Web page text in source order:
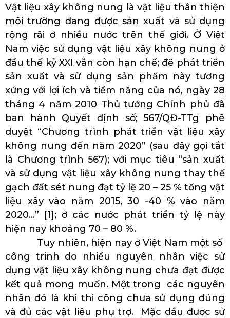
Vật liệu xây không nung là vật liệu thân thiện
môi trường đang được sản xuất và sử dụng
rộng rãi ở nhiều nước trên thế giới. Ở Việt
Nam việc sử dụng vật liệu xây không nung ở
đầu thế kỷ XXI vẫn còn hạn chế; để phát triển
sản xuất và sử dụng sản phẩm này tương
xứng với lợi ích và tiềm năng của nó, ngày 28
tháng 4 năm 2010 Thủ tướng Chính phủ đã
ban hành Quyết định số; 567/QĐ-TTg phê
duyệt “Chương trình phát triển vật liệu xây
không nung đến năm 2020” (sau đây gọi tắt
là Chương trình 567); với mục tiêu “sản xuất
và sử dụng vật liệu xây không nung thay thế
gạch đất sét nung đạt tỷ lệ 20 – 25 % tổng vật
liệu xây vào năm 2015, 30 -40 % vào năm
2020…” [1]; ở các nước phát triển tỷ lệ này
hiện nay khoảng 70 – 80 %.
Tuy nhiên, hiện nay ở Việt Nam một số
công trinh do nhiều nguyên nhân việc sử
dụng vật liệu xây không nung chưa đạt được
kết quả mong muốn. Một trong các nguyên
nhân đó là khi thi công chưa sử dụng đúng
và đủ các vật liệu phụ trợ. Mặc dầu được sử